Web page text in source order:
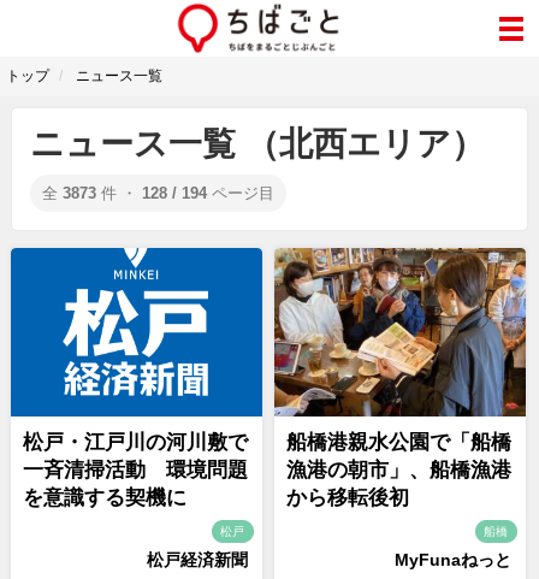
トップ ニュース一覧
ニュース一覧 （北西エリア）
全 3873 件 ・ 128 / 194 ページ目
松戸・江戸川の河川敷で
一斉清掃活動 環境問題
を意識する契機に
松戸
松戸経済新聞
船橋港親水公園で「船橋
漁港の朝市」、船橋漁港
から移転後初
船橋
MyFunaねっと